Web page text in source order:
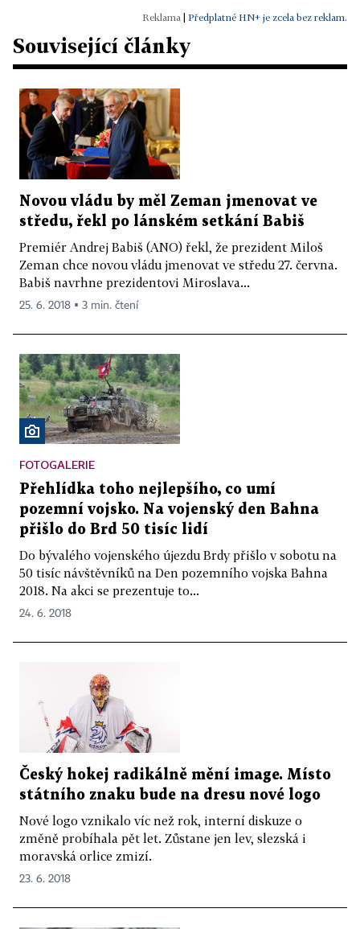
Předplatné HN+ je zcela bez reklam.
Související články
Novou vládu by měl Zeman jmenovat ve
středu, řekl po lánském setkání Babiš
Premiér Andrej Babiš (ANO) řekl, že prezident Miloš
Zeman chce novou vládu jmenovat ve středu 27. června.
Babiš navrhne prezidentovi Miroslava...
25. 6. 2018 ▪ 3 min. čtení
FOTOGALERIE
Přehlídka toho nejlepšího, co umí
pozemní vojsko. Na vojenský den Bahna
přišlo do Brd 50 tisíc lidí
Do bývalého vojenského újezdu Brdy přišlo v sobotu na
50 tisíc návštěvníků na Den pozemního vojska Bahna
2018. Na akci se prezentuje to...
24. 6. 2018
Český hokej radikálně mění image. Místo
státního znaku bude na dresu nové logo
Nové logo vznikalo víc než rok, interní diskuze o
změně probíhala pět let. Zůstane jen lev, slezská i
moravská orlice zmizí.
23. 6. 2018